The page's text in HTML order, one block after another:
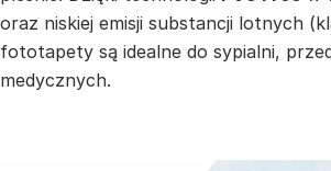
oraz niskiej emisji substancji lotnych
fototapety są idealne do sypialni,
medycznych.